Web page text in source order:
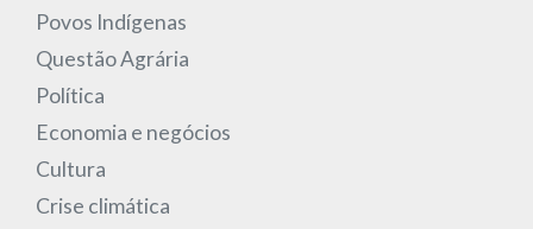
Povos Indígenas
Questão Agrária
Política
Economia e negócios
Cultura
Crise climática